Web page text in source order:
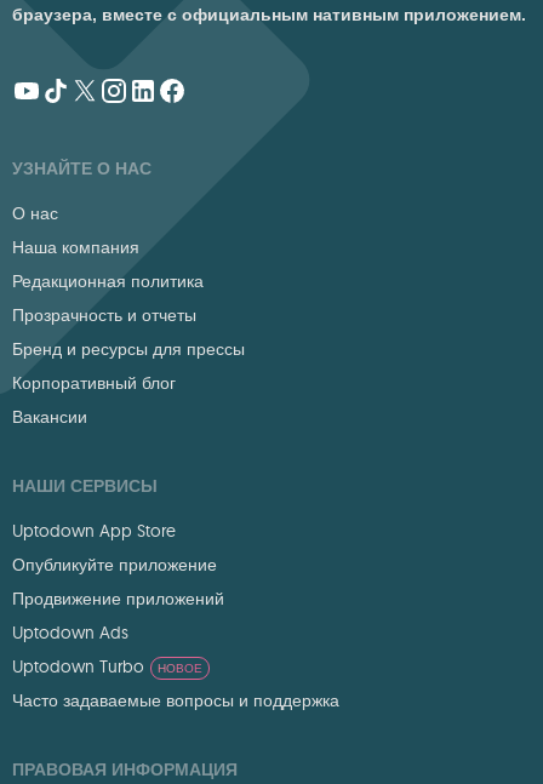
браузера, вместе с официальным нативным приложением.
УЗНАЙТЕ О НАС
О нас
Наша компания
Редакционная политика
Прозрачность и отчеты
Бренд и ресурсы для прессы
Корпоративный блог
Вакансии
НАШИ СЕРВИСЫ
Uptodown App Store
Опубликуйте приложение
Продвижение приложений
Uptodown Ads
Uptodown Turbo
НОВОЕ
Часто задаваемые вопросы и поддержка
ПРАВОВАЯ ИНФОРМАЦИЯ